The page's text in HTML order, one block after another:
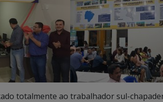
totalmente ao trabalhador sul-